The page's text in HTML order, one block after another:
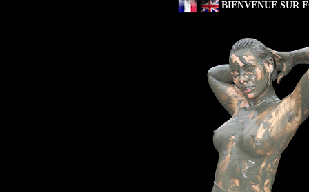
BIENVENUE SUR